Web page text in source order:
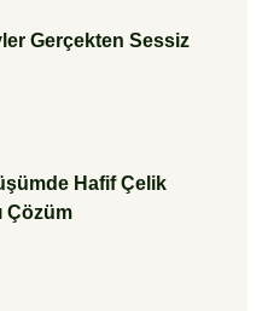
Gerçekten Sessiz
Hafif Çelik
Çözüm